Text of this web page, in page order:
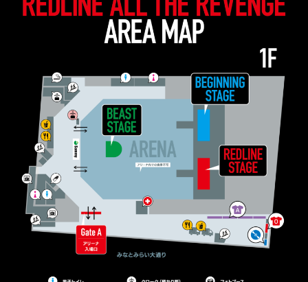
NOTICE
ACCESS
GOODS
MAP